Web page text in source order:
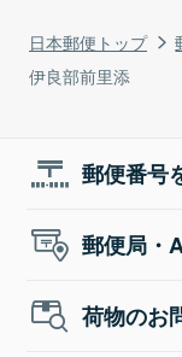
日本郵便トップ
伊良部前里添
郵便番号
郵便局・
荷物のお